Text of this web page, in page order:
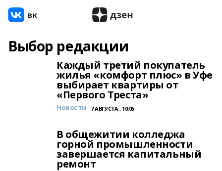
Выбор редакции
Каждый третий покупатель
жилья «комфорт плюс» в Уфе
выбирает квартиры от
«Первого Треста»
Новости 7 АВГУСТА , 10:05
В общежитии колледжа
горной промышленности
завершается капитальный
ремонт